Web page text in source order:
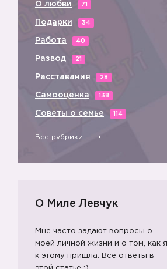
О любви 71
Подарки 34
Работа 40
Развод 21
Расставания 28
Самооценка 138
Советы о семье 114
Все рубрики
О Миле Левчук
Мне часто задают вопросы о
моей личной жизни и о том, как я
к этому пришла. Все ответы в